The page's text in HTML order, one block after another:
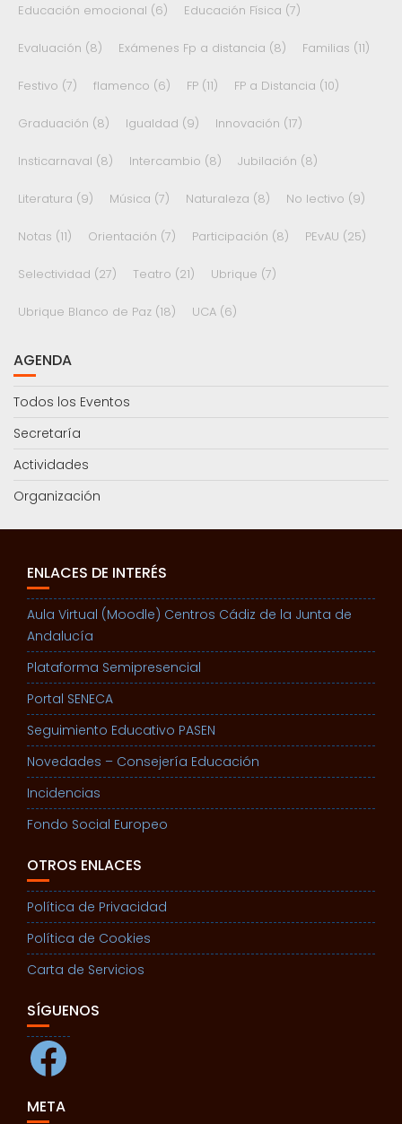
Educación emocional (6) Educación Física (7)
Evaluación (8) Exámenes Fp a distancia (8) Familias (11)
Festivo (7) flamenco (6) FP (11) FP a Distancia (10)
Graduación (8) Igualdad (9) Innovación (17)
Insticarnaval (8) Intercambio (8) Jubilación (8)
Literatura (9) Música (7) Naturaleza (8) No lectivo (9)
Notas (11) Orientación (7) Participación (8) PEvAU (25)
Selectividad (27) Teatro (21) Ubrique (7)
Ubrique Blanco de Paz (18) UCA (6)
AGENDA
Todos los Eventos
Secretaría
Actividades
Organización
ENLACES DE INTERÉS
Aula Virtual (Moodle) Centros Cádiz de la Junta de
Andalucía
Plataforma Semipresencial
Portal SENECA
Seguimiento Educativo PASEN
Novedades – Consejería Educación
Incidencias
Fondo Social Europeo
OTROS ENLACES
Política de Privacidad
Política de Cookies
Carta de Servicios
SÍGUENOS
Facebook
META